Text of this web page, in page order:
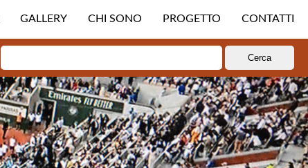
GALLERY CHI SONO PROGETTO CONTATTI
per: